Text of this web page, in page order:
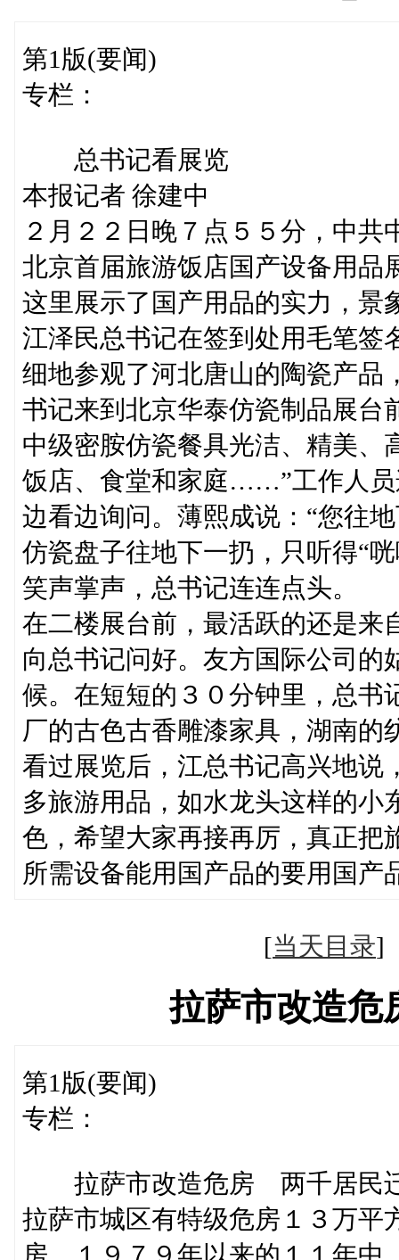
第1版(要闻)
专栏：
总书记看展览
本报记者 徐建中
２月２２日晚７点５５分，中
北京首届旅游饭店国产设备用品
这里展示了国产用品的实力，景
江泽民总书记在签到处用毛笔签
细地参观了河北唐山的陶瓷产品
书记来到北京华泰仿瓷制品展台
中级密胺仿瓷餐具光洁、精美、
饭店、食堂和家庭……”工作人员
边看边询问。薄熙成说：“您往
仿瓷盘子往地下一扔，只听得“
笑声掌声，总书记连连点头。
在二楼展台前，最活跃的还是来
向总书记问好。友方国际公司的
候。在短短的３０分钟里，总书
厂的古色古香雕漆家具，湖南
看过展览后，江总书记高兴地说
多旅游用品，如水龙头这样的小
色，希望大家再接再厉，真正把
所需设备能用国产品的要用国产
[当天目录
拉萨市改造
第1版(要闻)
专栏：
拉萨市改造危房 两千居民
拉萨市城区有特级危房１３万平